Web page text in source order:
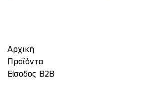
Αρχική
Προϊόντα
Είσοδος Β2Β